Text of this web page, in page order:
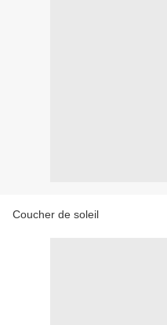
Coucher de soleil